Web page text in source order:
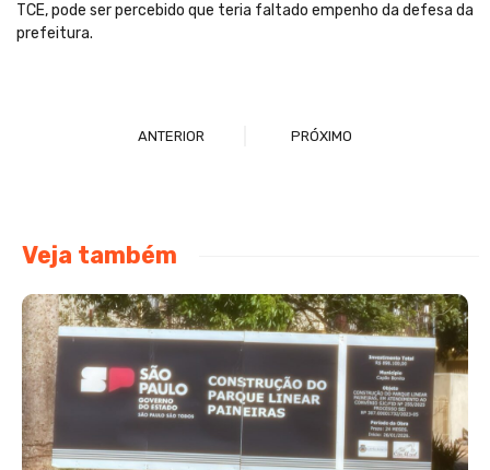
TCE, pode ser percebido que teria faltado empenho da defesa da
prefeitura.
ANTERIOR PRÓXIMO
Veja também